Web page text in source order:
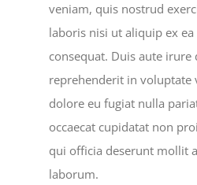
veniam, quis nostrud
laboris nisi ut aliquip ex
consequat. Duis aute irure
reprehenderit in voluptate
dolore eu fugiat nulla
occaecat cupidatat non
qui officia deserunt mollit
laborum.